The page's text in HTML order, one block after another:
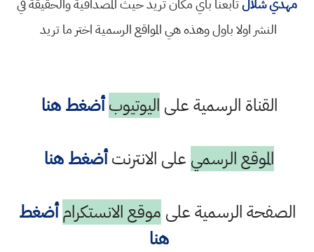
النشر اولا باول وهذه هي المواقع الرسمية اختر ما تريد
القناة الرسمية على اليوتيوب أضغط هنا
الموقع الرسمي على الانترنتأضغط هنا
الصفحة الرسمية على موقع الانستكرام أضغط
هنا